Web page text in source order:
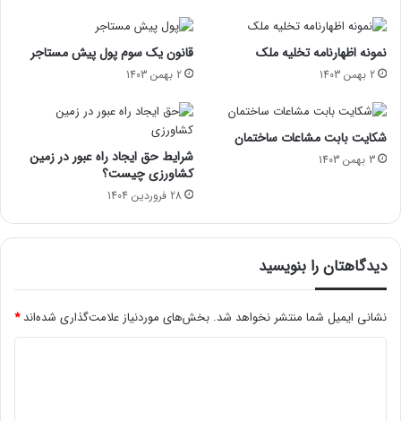
نمونه اظهارنامه تخلیه ملک
2 بهمن 1403
قانون یک سوم پول پیش مستاجر
2 بهمن 1403
شکایت بابت مشاعات ساختمان
3 بهمن 1403
شرایط حق ایجاد راه عبور در زمین
کشاورزی چیست؟
28 فروردین 1404
دیدگاهتان را بنویسید
نشانی ایمیل شما منتشر نخواهد شد. بخش‌های موردنیاز علامت‌گذاری شده‌اند*